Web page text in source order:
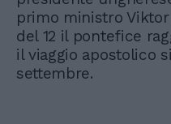
primo ministro
del 12 il pontefice
il viaggio apostolico
settembre.